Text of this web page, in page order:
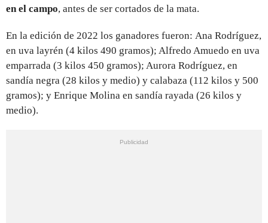
en el campo, antes de ser cortados de la mata.
En la edición de 2022 los ganadores fueron: Ana Rodríguez,
en uva layrén (4 kilos 490 gramos); Alfredo Amuedo en uva
emparrada (3 kilos 450 gramos); Aurora Rodríguez, en
sandía negra (28 kilos y medio) y calabaza (112 kilos y 500
gramos); y Enrique Molina en sandía rayada (26 kilos y
medio).